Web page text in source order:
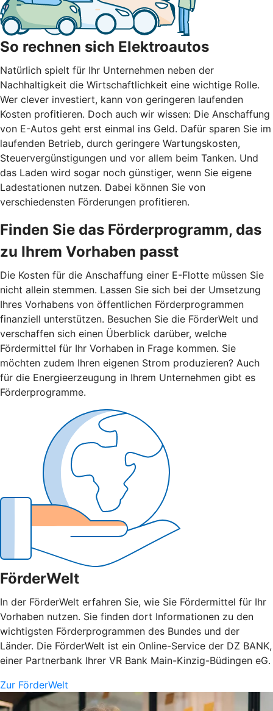
So rechnen sich Elektroautos
Natürlich spielt für Ihr Unternehmen neben der
Nachhaltigkeit die Wirtschaftlichkeit eine wichtige Rolle.
Wer clever investiert, kann von geringeren laufenden
Kosten profitieren. Doch auch wir wissen: Die Anschaffung
von E-Autos geht erst einmal ins Geld. Dafür sparen Sie im
laufenden Betrieb, durch geringere Wartungskosten,
Steuervergünstigungen und vor allem beim Tanken. Und
das Laden wird sogar noch günstiger, wenn Sie eigene
Ladestationen nutzen. Dabei können Sie von
verschiedensten Förderungen profitieren.
Finden Sie das Förderprogramm, das
zu Ihrem Vorhaben passt
Die Kosten für die Anschaffung einer E-Flotte müssen Sie
nicht allein stemmen. Lassen Sie sich bei der Umsetzung
Ihres Vorhabens von öffentlichen Förderprogrammen
finanziell unterstützen. Besuchen Sie die FörderWelt und
verschaffen sich einen Überblick darüber, welche
Fördermittel für Ihr Vorhaben in Frage kommen. Sie
möchten zudem Ihren eigenen Strom produzieren? Auch
für die Energieerzeugung in Ihrem Unternehmen gibt es
Förderprogramme.
FörderWelt
In der FörderWelt erfahren Sie, wie Sie Fördermittel für Ihr
Vorhaben nutzen. Sie finden dort Informationen zu den
wichtigsten Förderprogrammen des Bundes und der
Länder. Die FörderWelt ist ein Online-Service der DZ BANK,
einer Partnerbank Ihrer VR Bank Main-Kinzig-Büdingen eG.
Zur FörderWelt